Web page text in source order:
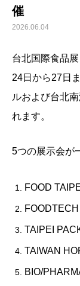
催
2026.06.04
台北国際食品
24日から27日
ルおよび台北
れます。
5つの展示会が
FOOD
TAIPEI
TAIWAN
BIO/